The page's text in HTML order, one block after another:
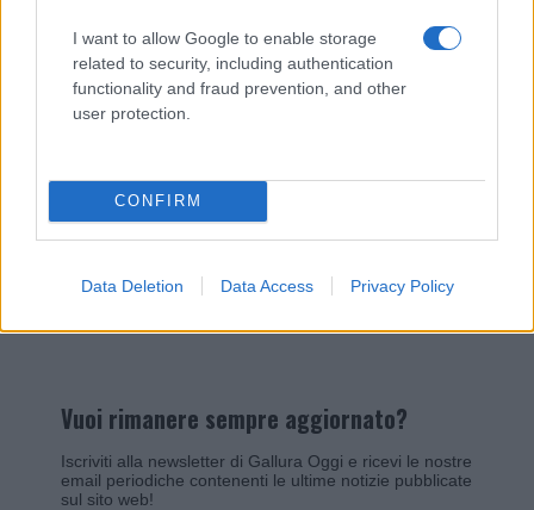
I want to allow Google to enable storage
related to security, including authentication
functionality and fraud prevention, and other
user protection.
CONFIRM
Data Deletion Data Access Privacy Policy
Giovannimaria Cabras
Vuoi rimanere sempre aggiornato?
Iscriviti alla newsletter di Gallura Oggi e ricevi le nostre
email periodiche contenenti le ultime notizie pubblicate
sul sito web!